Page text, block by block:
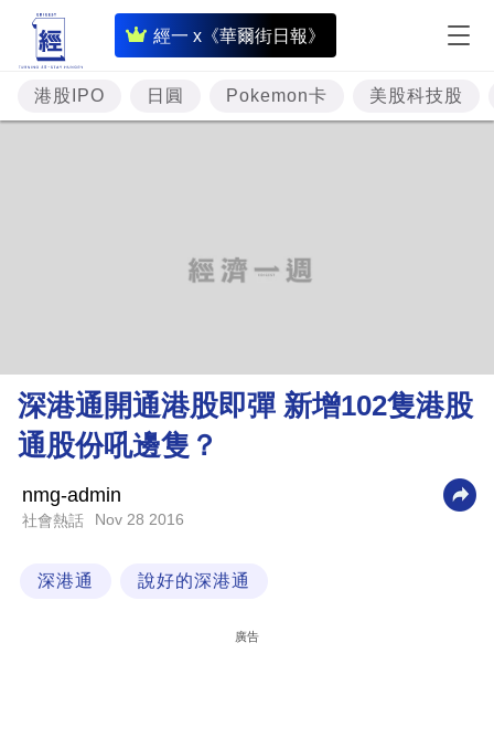
經一 x《華爾街日報》
即
時
財
經
理
財
商
科
港股IPO 日圓 Pokemon卡 美股科技股
深港通開通港股即彈 新增102隻港股
通股份吼邊隻？
nmg-admin
社會熱話 Nov 28 2016
深港通 說好的深港通
廣告